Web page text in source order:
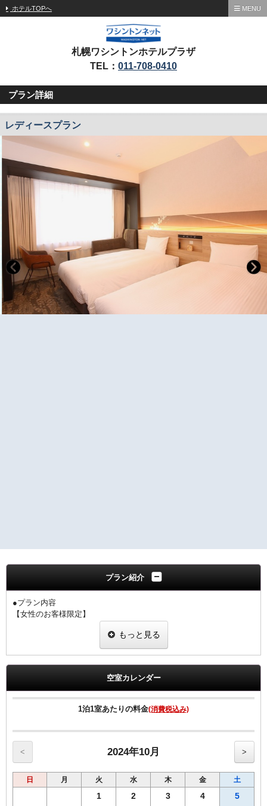
ホテルTOPへ MENU
札幌ワシントンホテルプラザ
TEL： 011-708-0410
プラン詳細
レディースプラン
プラン紹介
●プラン内容
【女性のお客様限定】
・当プランでご予約のお客様には選べるグッズをプレゼント
※男性のお客様はご予約いただけませんので、他のプランをご予約下
◆個別空調システム
◆Wi-Fi接続・有線LAN接続のインターネット環境無料
◆消臭除菌スプレー設置
◆加湿機能付空気清浄機
◆枕元USBコンセント
もっと見る
空室カレンダー
1泊1室あたりの料金(消費税込み)
< 2024年10月 >
日 月 火 水 木 金 土
1 2 3 4 5